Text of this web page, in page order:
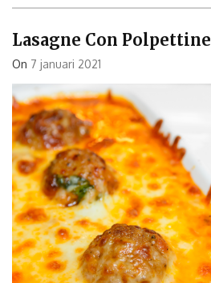
Lasagne Con Polpettine
On 7 januari 2021